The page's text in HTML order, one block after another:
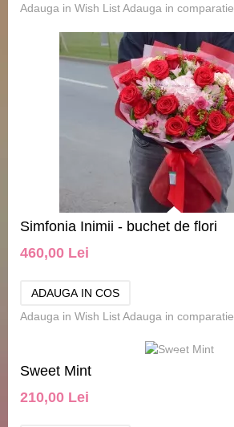
Adauga in Wish ListAdauga in comparatie
Simfonia Inimii - buchet de flori
460,00 Lei
Adauga in Wish ListAdauga in comparatie
Sweet Mint
210,00 Lei